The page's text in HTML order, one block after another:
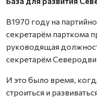
В1970 году на
секретарём парткома
руководящая
секретарём
И это было время,
строиться и